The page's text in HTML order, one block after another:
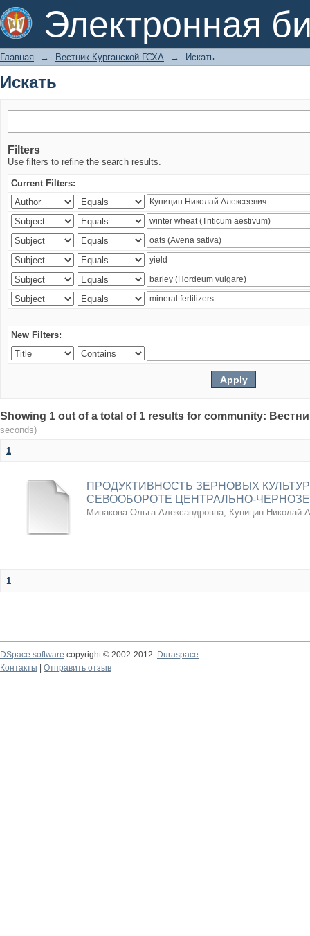
Электронная
Искать
Главная → Вестник Курганской ГСХА → Искать
Искать
Filters
Use filters to refine the search results.
Current Filters:
New Filters:
Showing 1 out of a total of 1 results for community:
seconds)
1
ПРОДУКТИВНОСТЬ ЗЕРНОВЫХ
СЕВООБОРОТЕ ЦЕНТРАЛЬНО-
Минакова Ольга Александровна; Куницин Николай
1
DSpace software copyright © 2002-2012
Duraspace
Контакты
Отправить отзыв